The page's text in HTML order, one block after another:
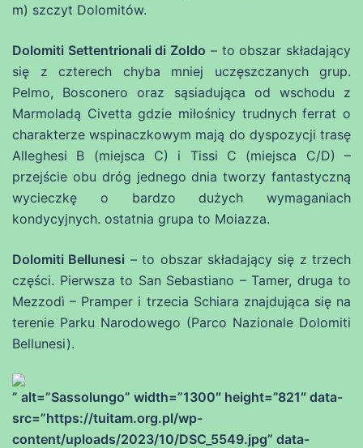
m) szczyt Dolomitów.
Dolomiti Settentrionali di Zoldo – to obszar składający
się z czterech chyba mniej uczęszczanych grup.
Pelmo, Bosconero oraz sąsiadująca od wschodu z
Marmoladą Civetta gdzie miłośnicy trudnych ferrat o
charakterze wspinaczkowym mają do dyspozycji trasę
Alleghesi B (miejsca C) i Tissi C (miejsca C/D) –
przejście obu dróg jednego dnia tworzy fantastyczną
wycieczkę o bardzo dużych wymaganiach
kondycyjnych. ostatnia grupa to Moiazza.
Dolomiti Bellunesi – to obszar składający się z trzech
części. Pierwsza to San Sebastiano – Tamer, druga to
Mezzodì – Pramper i trzecia Schiara znajdująca się na
terenie Parku Narodowego (Parco Nazionale Dolomiti
Bellunesi).
” alt=”Sassolungo” width=”1300″ height=”821″ data-
src=”https://tuitam.org.pl/wp-
content/uploads/2023/10/DSC_5549.jpg” data-